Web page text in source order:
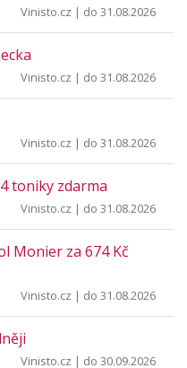
Vinisto.cz | do 31.08.2026
Vinisto.cz | do 31.08.2026
Vinisto.cz | do 31.08.2026
toniky zdarma
Vinisto.cz | do 31.08.2026
Monier za 674 Kč
Vinisto.cz | do 31.08.2026
Vinisto.cz | do 30.09.2026